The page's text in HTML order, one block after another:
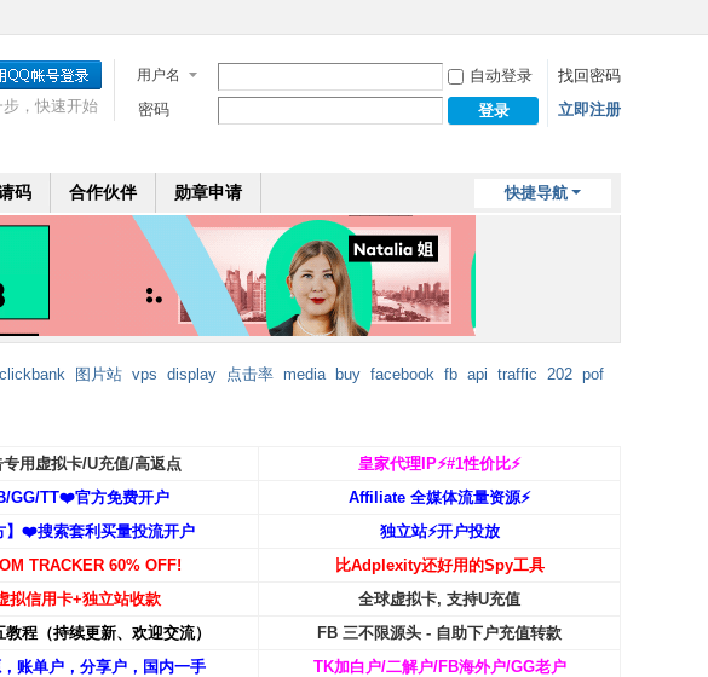
用户名 自动登录
找回密码
密码
登录 立即注册
步，快速开始
快捷导航
码 合作伙伴 勋章申请
clickbank 图片站 vps display 点击率 media buy facebook fb api traffic 202 pof
专用虚拟卡/U充值/高返点
皇家代理IP⚡️#1性价比⚡️
GG/TT❤️官方免费开户
Affiliate 全媒体流量资源⚡️
】❤️搜索套利买量投流开户
独立站⚡️开户投放
TRACKER 60% OFF!
比Adplexity还好用的Spy工具
拟信用卡+独立站收款
全球虚拟卡, 支持U充值
程（持续更新、欢迎交流）
FB 三不限源头 - 自助下户充值转款
账单户，分享户，国内一手
TK加白户/二解户/FB海外户/GG老户